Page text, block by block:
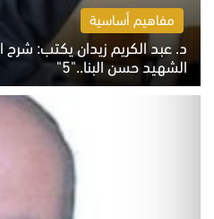
مفاهيم أساسية
د. عبد الكريم زيدان يكتب: شرح
الشهيد حسن البنا.."5"
السبت 8 أغسطس 2026 10:46 ص